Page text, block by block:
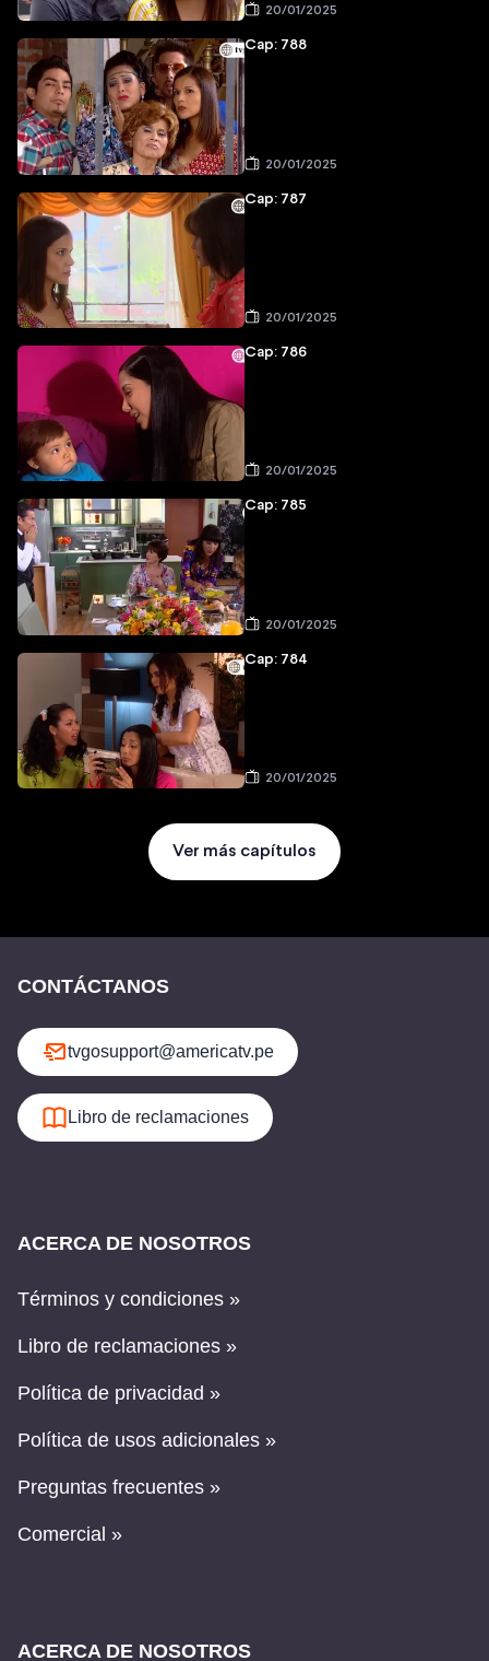
20/01/2025
Cap: 788
20/01/2025
Cap: 787
20/01/2025
Cap: 786
20/01/2025
Cap: 785
20/01/2025
Cap: 784
20/01/2025
Ver más capítulos
CONTÁCTANOS
tvgosupport@americatv.pe
Libro de reclamaciones
ACERCA DE NOSOTROS
Términos y condiciones »
Libro de reclamaciones »
Política de privacidad »
Política de usos adicionales »
Preguntas frecuentes »
Comercial »
ACERCA DE NOSOTROS